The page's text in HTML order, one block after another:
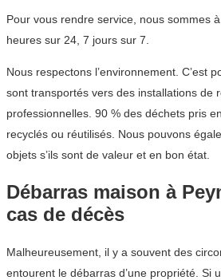
Pour vous rendre service, nous sommes
heures sur 24, 7 jours sur 7.
Nous respectons l’environnement. C’est
sont transportés vers des installations de
professionnelles. 90 % des déchets pris
recyclés ou réutilisés. Nous pouvons
objets s’ils sont de valeur et en bon état.
Débarras maison à
cas de décès
Malheureusement, il y a souvent des
entourent le débarras d’une propriété. Si